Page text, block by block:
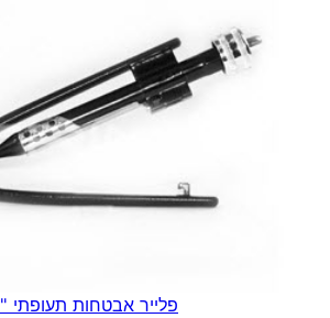
פלייר אבטחות תעופתי "6